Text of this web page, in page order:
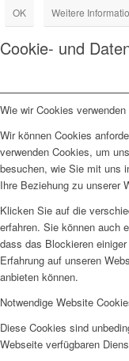
OK Weitere
Cookie- und
Wie wir Cookies verwenden
Wir können Cookies
verwenden Cookies, um
besuchen, wie Sie mit uns
Ihre Beziehung zu unserer
Klicken Sie auf die
erfahren. Sie können auch
dass das Blockieren
Erfahrung auf unseren
anbieten können.
Notwendige Website
Diese Cookies sind
Webseite verfügbaren